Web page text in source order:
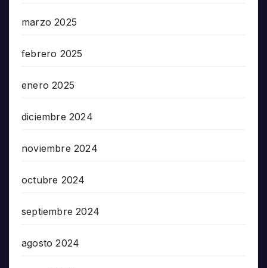
marzo 2025
febrero 2025
enero 2025
diciembre 2024
noviembre 2024
octubre 2024
septiembre 2024
agosto 2024